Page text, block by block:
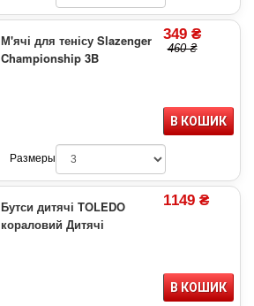
М'ячі для тенісу Slazenger
Championship 3B
349 ₴
460 ₴
В КОШИК
Размеры
Бутси дитячі TOLEDO
кораловий Дитячі
1149 ₴
В КОШИК